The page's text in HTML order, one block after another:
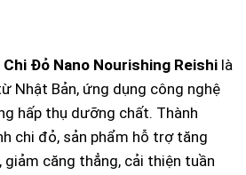
Đỏ Nano Nourishing Reishi là
Nhật Bản, ứng dụng công nghệ
hấp thụ dưỡng chất. Thành
chi đỏ, sản phẩm hỗ trợ tăng
căng thẳng, cải thiện tuần